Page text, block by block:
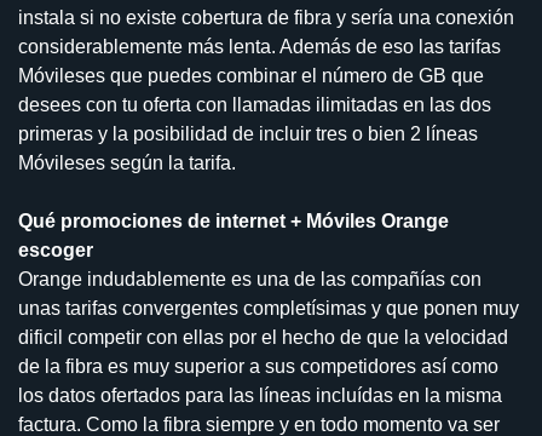
instala si no existe cobertura de fibra y sería una conexión
considerablemente más lenta. Además de eso las tarifas
Móvileses que puedes combinar el número de GB que
desees con tu oferta con llamadas ilimitadas en las dos
primeras y la posibilidad de incluir tres o bien 2 líneas
Móvileses según la tarifa.
Qué promociones de internet + Móviles Orange
escoger
Orange indudablemente es una de las compañías con
unas tarifas convergentes completísimas y que ponen muy
dificil competir con ellas por el hecho de que la velocidad
de la fibra es muy superior a sus competidores así como
los datos ofertados para las líneas incluídas en la misma
factura. Como la fibra siempre y en todo momento va ser